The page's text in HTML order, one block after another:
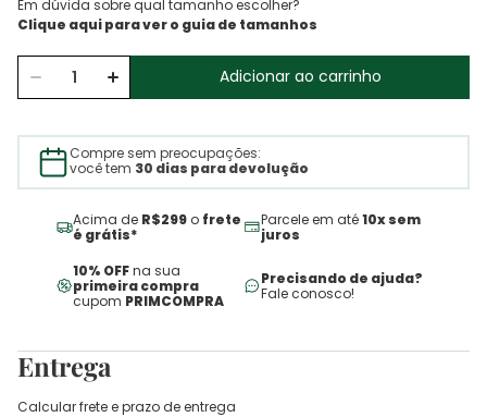
Em dúvida sobre qual tamanho escolher?
Adicionar ao carrinho
Compre sem preocupações:
você tem 30 dias para devolução
Acima de R$299 o frete
é grátis*
Parcele em até10x sem
juros
10% OFFna sua
primeira compra
cupom PRIMCOMPRA
Precisando de ajuda?
Fale conosco!
Entrega
Calcular frete e prazo de entrega